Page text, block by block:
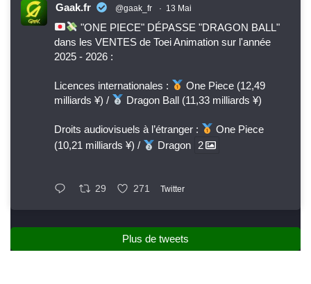
Gaak.fr @gaak_fr · 13 Mai
"ONE PIECE" DÉPASSE "DRAGON BALL"
dans les VENTES de Toei Animation sur l'année
2025 - 2026 :
Licences internationales :
One Piece (12,49
milliards ¥) /
Dragon Ball (11,33 milliards ¥)
Droits audiovisuels à l’étranger :
One Piece
(10,21 milliards ¥) /
Dragon 2
29 271 Twitter
Plus de tweets